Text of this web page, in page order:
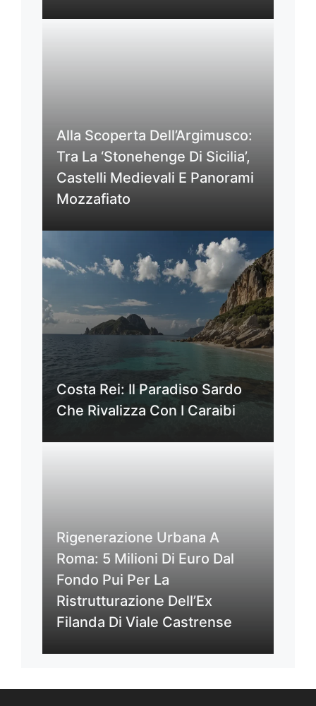
Alla Scoperta Dell’Argimusco:
Tra La ‘Stonehenge Di Sicilia’,
Castelli Medievali E Panorami
Mozzafiato
Costa Rei: Il Paradiso Sardo
Che Rivalizza Con I Caraibi
Rigenerazione Urbana A
Roma: 5 Milioni Di Euro Dal
Fondo Pui Per La
Ristrutturazione Dell’Ex
Filanda Di Viale Castrense